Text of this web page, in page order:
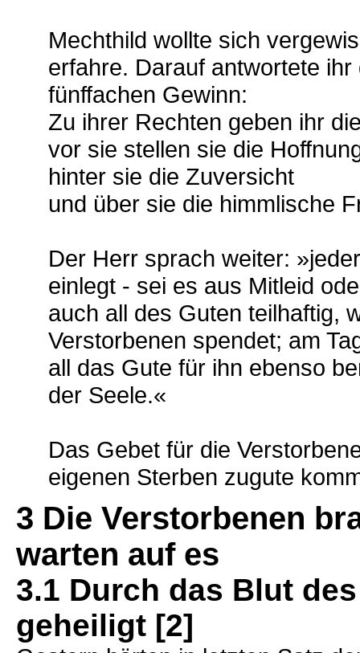
Mechthild wollte sich
erfahre. Darauf antwortete
fünffachen Gewinn:
Zu ihrer Rechten geben ihr
vor sie stellen sie die
hinter sie die Zuversicht
und über sie die himmlische
Der Herr sprach weiter:
einlegt - sei es aus Mitleid
auch all des Guten teilhaftig,
Verstorbenen spendet; am
all das Gute für ihn ebenso
der Seele.«
Das Gebet für die
eigenen Sterben zugute
3 Die Verstorbenen
warten auf es
3.1 Durch das Blut
geheiligt [2]